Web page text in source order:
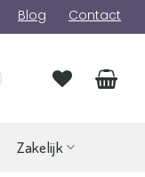
Blog Contact
Zakelijk